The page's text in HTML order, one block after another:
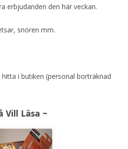
erbjudanden den här veckan.
snören mm.
i butiken (personal borträknad
Vill Läsa ~